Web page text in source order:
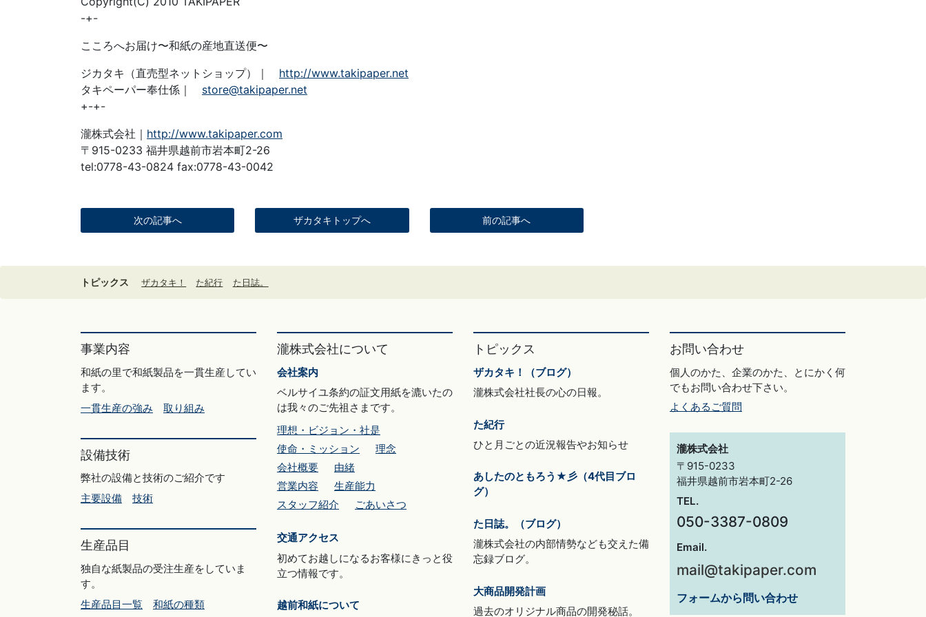
-+-
こころへお届け〜和紙の産地直送便〜
ジカタキ（直売型ネットショップ）｜ http://www.takipaper.net
タキペーパー奉仕係｜ store@takipaper.net
+-+-
瀧株式会社｜ http://www.takipaper.com
〒915-0233 福井県越前市岩本町2-26
tel:0778-43-0824 fax:0778-43-0042
次の記事へ ザカタキトップへ 前の記事へ
トピックス ザカタキ！ た紀行 た日誌。
事業内容
和紙の里で和紙製品を一貫生産してい
ます。
一貫生産の強み
取り組み
設備技術
弊社の設備と技術のご紹介です
主要設備
技術
生産品目
独自な紙製品の受注生産をしていま
す。
生産品目一覧
和紙の種類
瀧株式会社について
会社案内
ベルサイユ条約の証文用紙を漉いたの
は我々のご先祖さまです。
理想・ビジョン・社是
使命・ミッション
理念
会社概要
由緒
営業内容
生産能力
スタッフ紹介
ごあいさつ
交通アクセス
初めてお越しになるお客様にきっと役
立つ情報です。
越前和紙について
トピックス
ザカタキ！（ブログ）
瀧株式会社社長の心の日報。
た紀行
ひと月ごとの近況報告やお知らせ
あしたのともろう★彡（4代目ブロ
グ）
た日誌。（ブログ）
瀧株式会社の内部情勢なども交えた備
忘録ブログ。
大商品開発計画
過去のオリジナル商品の開発秘話。
お問い合わせ
個人のかた、企業のかた、とにかく何
でもお問い合わせ下さい。
よくあるご質問
瀧株式会社
〒915-0233
福井県越前市岩本町2-26
TEL.
050-3387-0809
Email.
mail@takipaper.com
フォームから問い合わせ